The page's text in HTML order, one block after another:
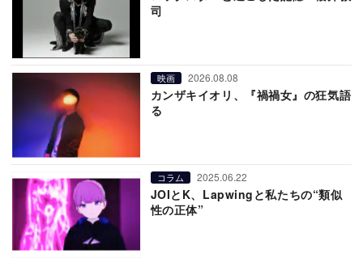
司
映画 2026.08.08
カンザキイオリ、『禍禍女』の狂気語
る
コラム 2025.06.22
JOIとK、Lapwingと私たちの“類似
性の正体”